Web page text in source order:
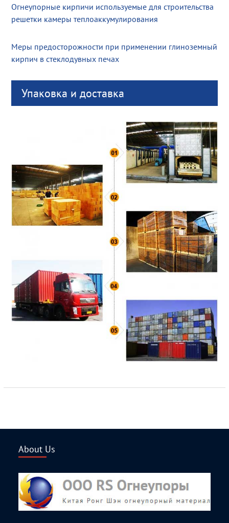
Огнеупорные кирпичи используемые для строительства
решетки камеры теплоаккумулирования
Меры предосторожности при применении глиноземный
кирпич в стеклодувных печах
Упаковка и доставка
About Us